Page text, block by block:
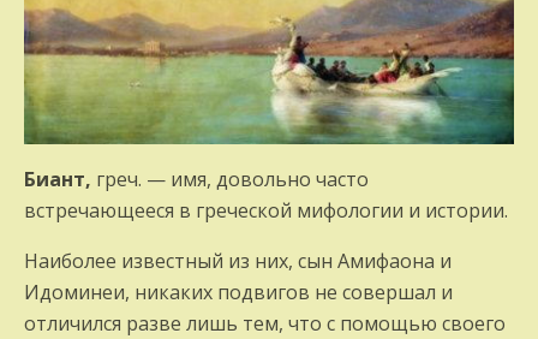
Биант, греч. — имя, довольно часто
встречающееся в греческой мифологии и истории.
Наиболее известный из них, сын Амифаона и
Идоминеи, никаких подвигов не совершал и
отличился разве лишь тем, что с помощью своего